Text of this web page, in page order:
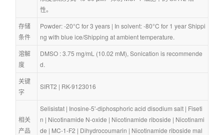
性。
存储
条件
Powder: -20°C for 3 years | In solvent: -80°C for 1 year Shippi
ng with blue ice/Shipping at ambient temperature.
溶解
度
DMSO : 3.75 mg/mL (10.02 mM), Sonication is recommende
d.
关键
字
SIRT2 | RK-9123016
相关
产品
Selisistat | Inosine-5'-diphosphoric acid disodium salt | Fiseti
n | Nicotinamide N-oxide | Nicotinamide riboside | Nicotinami
de | MC-1-F2 | Dihydrocoumarin | Nicotinamide riboside mal